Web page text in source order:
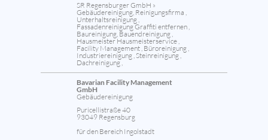
SR Regensburger GmbH »
Gebäudereinigung, Reinigungsfirma ,
Unterhaltsreinigung ,
Fassadenreinigung Graffiti entfernen ,
Baureinigung, Bauendreinigung ,
Hausmeister Hausmeisterservice ,
Facility Management , Büroreinigung ,
Industriereinigung , Steinreinigung ,
Dachreinigung ,
Bavarian Facility Management
GmbH
Gebäudereinigung
Puricellistraße 40
93049 Regensburg
für den Bereich Ingolstadt